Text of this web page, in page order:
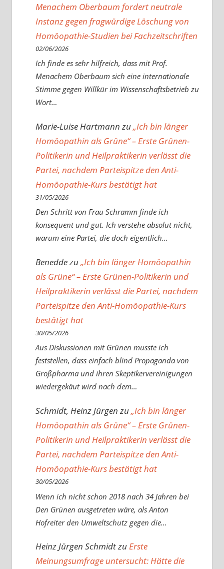
Menachem Oberbaum fordert neutrale
Instanz gegen fragwürdige Löschung von
Homöopathie-Studien bei Fachzeitschriften
02/06/2026
Ich finde es sehr hilfreich, dass mit Prof.
Menachem Oberbaum sich eine internationale
Stimme gegen Willkür im Wissenschaftsbetrieb zu
Wort…
Marie-Luise Hartmannzu„Ich bin länger
Homöopathin als Grüne“ – Erste Grünen-
Politikerin und Heilpraktikerin verlässt die
Partei, nachdem Parteispitze den Anti-
Homöopathie-Kurs bestätigt hat
31/05/2026
Den Schritt von Frau Schramm finde ich
konsequent und gut. Ich verstehe absolut nicht,
warum eine Partei, die doch eigentlich…
Beneddezu„Ich bin länger Homöopathin
als Grüne“ – Erste Grünen-Politikerin und
Heilpraktikerin verlässt die Partei, nachdem
Parteispitze den Anti-Homöopathie-Kurs
bestätigt hat
30/05/2026
Aus Diskussionen mit Grünen musste ich
feststellen, dass einfach blind Propaganda von
Großpharma und ihren Skeptikervereinigungen
wiedergekäut wird nach dem…
Schmidt, Heinz Jürgenzu„Ich bin länger
Homöopathin als Grüne“ – Erste Grünen-
Politikerin und Heilpraktikerin verlässt die
Partei, nachdem Parteispitze den Anti-
Homöopathie-Kurs bestätigt hat
30/05/2026
Wenn ich nicht schon 2018 nach 34 Jahren bei
Den Grünen ausgetreten wäre, als Anton
Hofreiter den Umweltschutz gegen die…
Heinz Jürgen SchmidtzuErste
Meinungsumfrage untersucht: Hätte die